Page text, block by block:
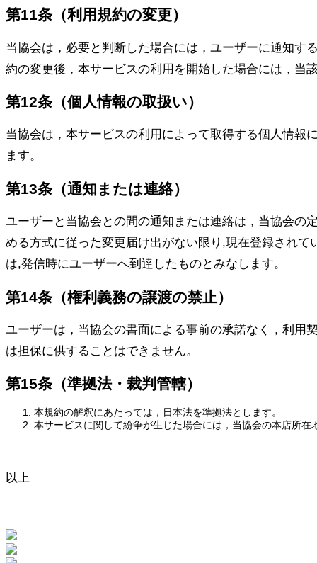
第11条（利用規約の変更）
当協会は，必要と判断した場合には，ユーザーに通知す
約の変更後，本サービスの利用を開始した場合には，当
第12条（個人情報の取扱い）
当協会は，本サービスの利用によって取得する個人情報
ます。
第13条（通知または連絡）
ユーザーと当協会との間の通知または連絡は，当協会の
める方式に従った変更届け出がない限り,現在登録され
は,発信時にユーザーへ到達したものとみなします。
第14条（権利義務の譲渡の禁止）
ユーザーは，当協会の書面による事前の承諾なく，利用
は担保に供することはできません。
第15条（準拠法・裁判管轄）
本規約の解釈にあたっては，日本法を準拠法とします。
本サービスに関して紛争が生じた場合には，当協会の本店所
以上